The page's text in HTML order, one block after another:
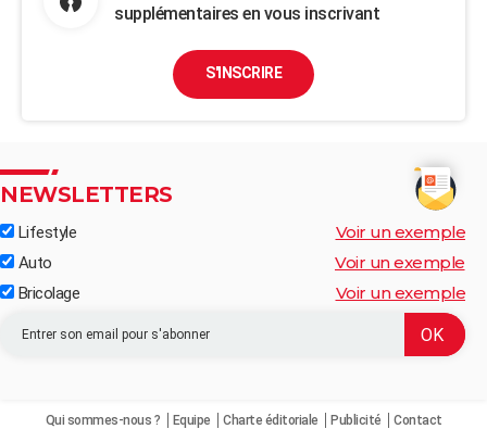
supplémentaires en vous inscrivant
S'INSCRIRE
NEWSLETTERS
Lifestyle Voir un exemple
Auto Voir un exemple
Bricolage Voir un exemple
Qui sommes-nous ? Equipe Charte éditoriale Publicité Contact